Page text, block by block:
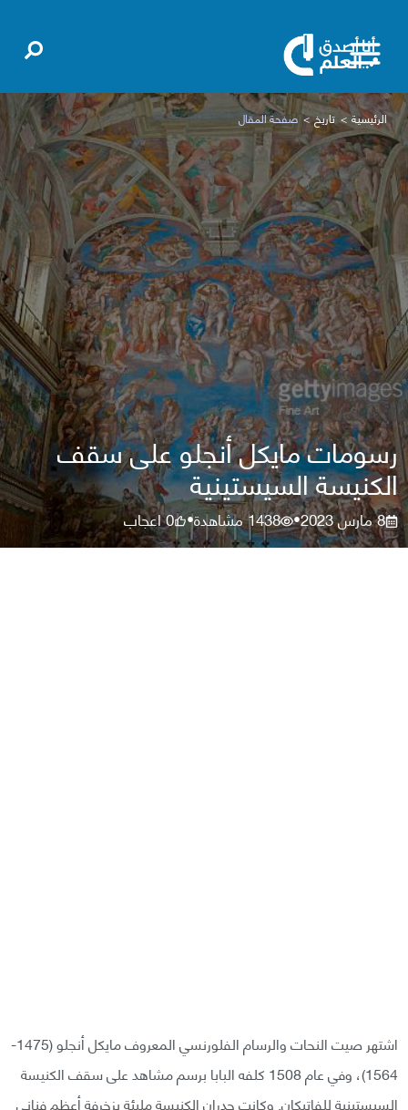
الرئيسية تاريخ صفحة المقال
رسومات مايكل أنجلو على سقف
الكنيسة السيستينية
8 مارس 2023 •
1438مشاهدة•
0اعجاب
اشتهر صيت النحات والرسام الفلورنسي المعروف مايكل أنجلو (1475-
1564)، وفي عام 1508 كلفه البابا برسم مشاهد على سقف الكنيسة
السيستينية للفاتيكان. وكانت جدران الكنيسة مليئة بزخرفة أعظم فناني